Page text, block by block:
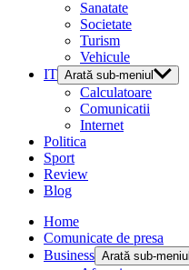
Sanatate
Societate
Turism
Vehicule
IT Arată sub-meniul
Calculatoare
Comunicatii
Internet
Politica
Sport
Review
Blog
Home
Comunicate de presa
Business Arată sub-meniul